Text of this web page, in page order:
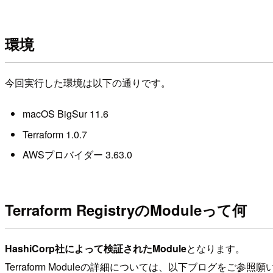
環境
今回実行した環境は以下の通りです。
macOS BigSur 11.6
Terraform 1.0.7
AWSプロバイダー 3.63.0
Terraform RegistryのModuleって何
HashiCorp社によって検証されたModuleとなります。
Terraform Moduleの詳細については、以下ブログをご参照願い